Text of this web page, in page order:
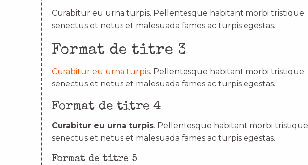
Curabitur eu urna turpis. Pellentesque habitant morbi tristique
senectus et netus et malesuada fames ac turpis egestas.
Format de titre 3
Curabitur eu urna turpis. Pellentesque habitant morbi tristique
senectus et netus et malesuada fames ac turpis egestas.
Format de titre 4
Curabitur eu urna turpis. Pellentesque habitant morbi tristique
senectus et netus et malesuada fames ac turpis egestas.
Format de titre 5